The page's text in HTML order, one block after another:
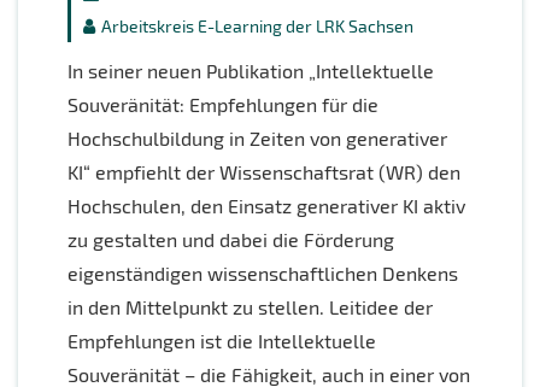
Arbeitskreis E-Learning der LRK Sachsen
In seiner neuen Publikation „Intellektuelle
Souveränität: Empfehlungen für die
Hochschulbildung in Zeiten von generativer
KI“ empfiehlt der Wissenschaftsrat (WR) den
Hochschulen, den Einsatz generativer KI aktiv
zu gestalten und dabei die Förderung
eigenständigen wissenschaftlichen Denkens
in den Mittelpunkt zu stellen. Leitidee der
Empfehlungen ist die Intellektuelle
Souveränität – die Fähigkeit, auch in einer von